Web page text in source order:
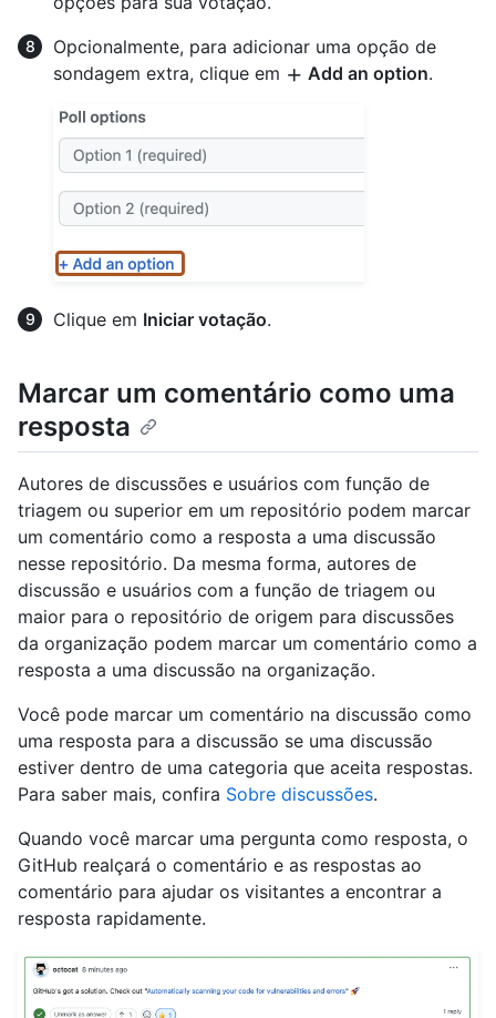
Opcionalmente, para adicionar uma opção de
sondagem extra, clique em
Add an option.
Clique em Iniciar votação.
Marcar um comentário como uma
resposta
Autores de discussões e usuários com função de
triagem ou superior em um repositório podem marcar
um comentário como a resposta a uma discussão
nesse repositório. Da mesma forma, autores de
discussão e usuários com a função de triagem ou
maior para o repositório de origem para discussões
da organização podem marcar um comentário como a
resposta a uma discussão na organização.
Você pode marcar um comentário na discussão como
uma resposta para a discussão se uma discussão
estiver dentro de uma categoria que aceita respostas.
Para saber mais, confira Sobre discussões.
Quando você marcar uma pergunta como resposta, o
GitHub realçará o comentário e as respostas ao
comentário para ajudar os visitantes a encontrar a
resposta rapidamente.